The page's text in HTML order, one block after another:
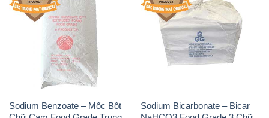
Sodium Benzoate – Mốc Bột
Chữ Cam Food Grade Trung
Quốc China
Sodium Bicarbonate – Bicar
NaHCO3 Food Grade 3 Chữ
GGG Bao Jumbo ( Bành )
Trung Quốc China